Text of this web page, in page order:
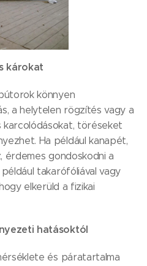
károkat
könnyen
a helytelen rögzítés vagy a
karcolódásokat, töréseket
Ha például kanapét,
gondoskodni a
takarófóliával vagy
elkerüld a fizikai
hatásoktól
és páratartalma